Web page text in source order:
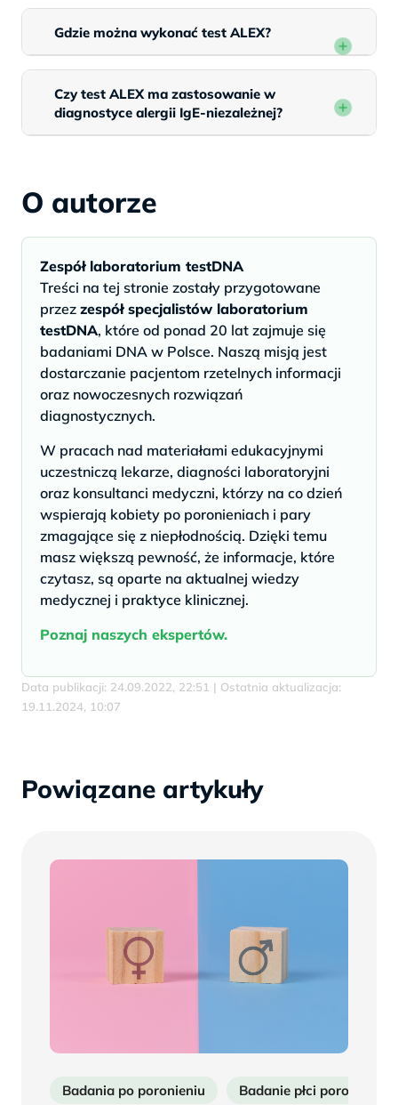
Gdzie można wykonać test ALEX?
Czy test ALEX ma zastosowanie w
diagnostyce alergii IgE-niezależnej?
O autorze
Zespół laboratorium testDNA
Treści na tej stronie zostały przygotowane
przez zespół specjalistów laboratorium
testDNA, które od ponad 20 lat zajmuje się
badaniami DNA w Polsce. Naszą misją jest
dostarczanie pacjentom rzetelnych informacji
oraz nowoczesnych rozwiązań
diagnostycznych.
W pracach nad materiałami edukacyjnymi
uczestniczą lekarze, diagności laboratoryjni
oraz konsultanci medyczni, którzy na co dzień
wspierają kobiety po poronieniach i pary
zmagające się z niepłodnością. Dzięki temu
masz większą pewność, że informacje, które
czytasz, są oparte na aktualnej wiedzy
medycznej i praktyce klinicznej.
Poznaj naszych ekspertów.
Data publikacji: 24.09.2022, 22:51 | Ostatnia aktualizacja:
19.11.2024, 10:07
Powiązane artykuły
Badania po poronieniu Badanie płci